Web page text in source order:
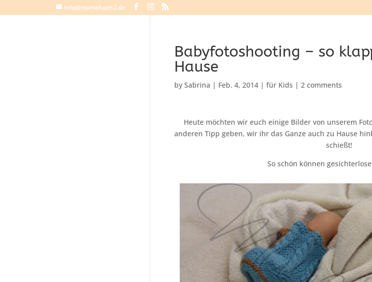
info@mamahoch2.de
Babyfotoshooting – so
Hause
bySabrina | Feb. 4, 2014 |für Kids |2 comments
Heute möchten wir euch einige Bilder von unserem
anderen Tipp geben, wir ihr das Ganze auch zu Hause
schießt!
So schön können